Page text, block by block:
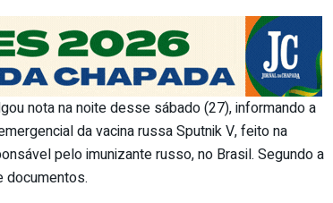
nota na noite desse sábado (27), informando a
da vacina russa Sputnik V, feito na
pelo imunizante russo, no Brasil. Segundo a
documentos.